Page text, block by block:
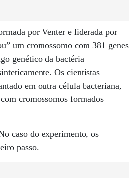
por Venter e liderada por
um cromossomo com 381 genes
genético da bactéria
Os cientistas
em outra célula bacteriana,
cromossomos formados
caso do experimento, os
passo.